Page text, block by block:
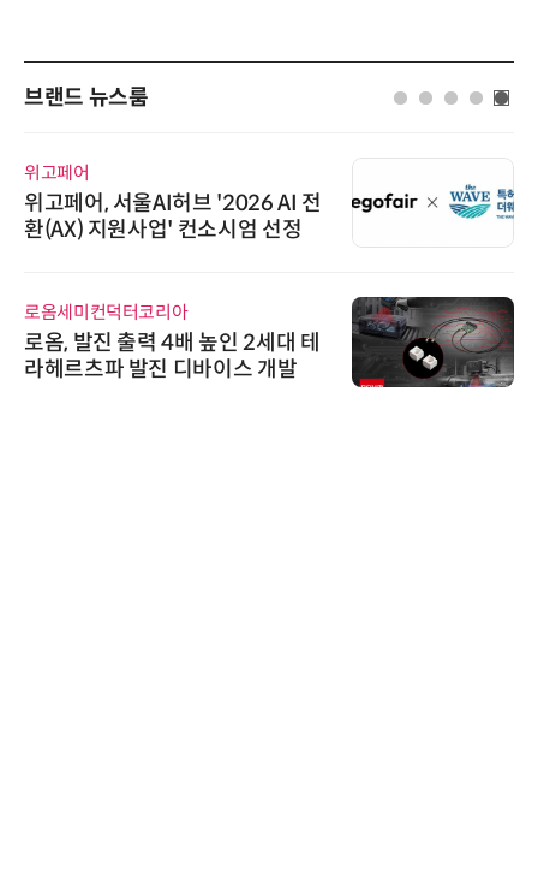
브랜드 뉴스룸
위고페어
위고페어, 서울AI허브 '2026 AI 전
환(AX) 지원사업' 컨소시엄 선정
로옴세미컨덕터코리아
로옴, 발진 출력 4배 높인 2세대 테
라헤르츠파 발진 디바이스 개발